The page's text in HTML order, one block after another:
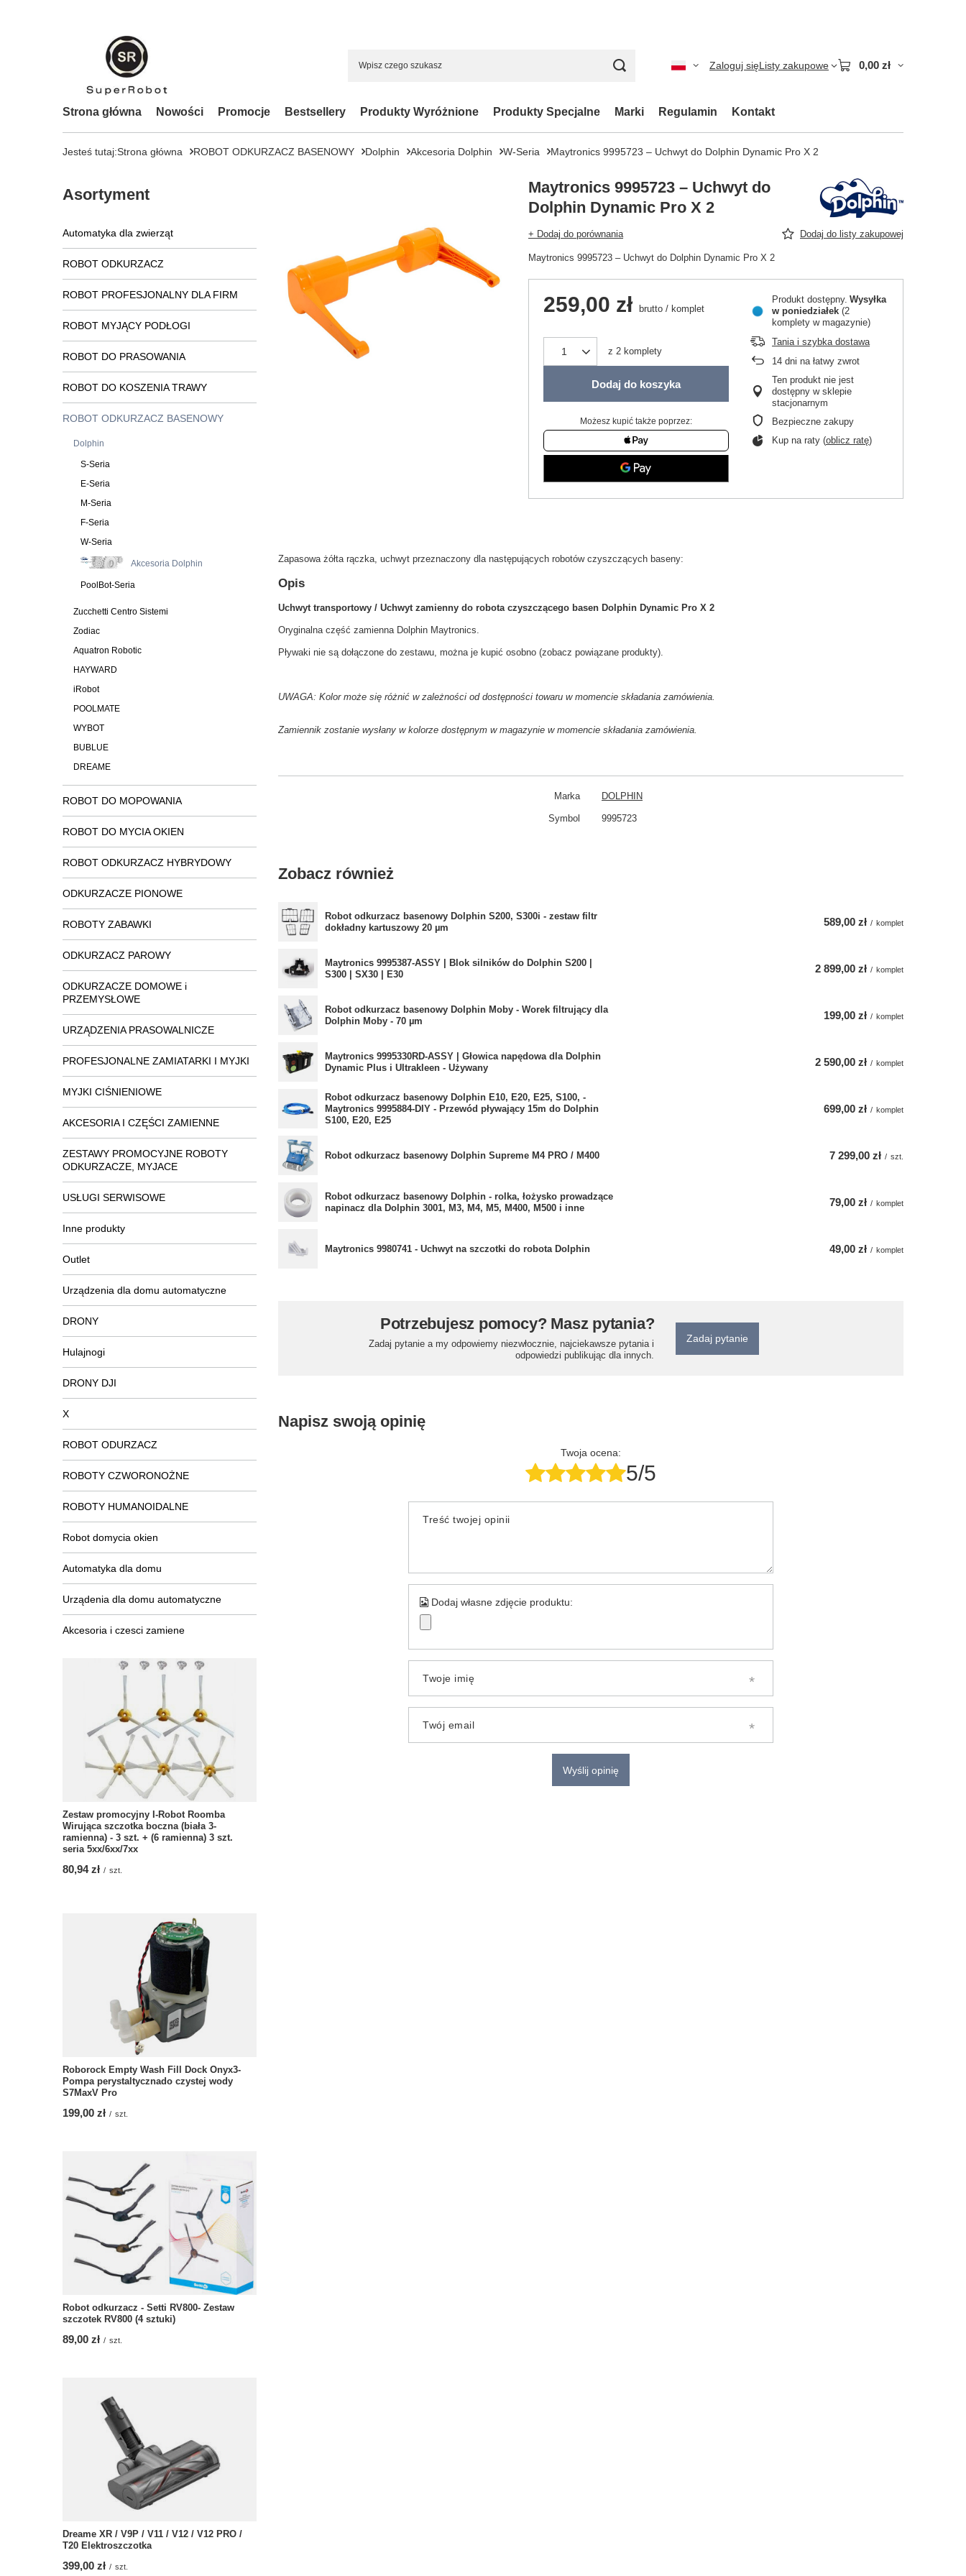
Zaloguj sięListy zakupowe 0,00 zł
Strona główna Nowości Promocje Bestsellery Produkty Wyróżnione Produkty Specjalne Marki Regulamin Kontakt
Jesteś tutaj:Strona główna ROBOT ODKURZACZ BASENOWY Dolphin Akcesoria Dolphin W-Seria Maytronics 9995723 – Uchwyt do Dolphin Dynamic Pro X 2
Asortyment
Automatyka dla zwierząt
ROBOT ODKURZACZ
ROBOT PROFESJONALNY DLA FIRM
ROBOT MYJĄCY PODŁOGI
ROBOT DO PRASOWANIA
ROBOT DO KOSZENIA TRAWY
ROBOT ODKURZACZ BASENOWY
Dolphin
S-Seria
E-Seria
M-Seria
F-Seria
W-Seria
Akcesoria Dolphin
PoolBot-Seria
Zucchetti Centro Sistemi
Zodiac
Aquatron Robotic
HAYWARD
iRobot
POOLMATE
WYBOT
BUBLUE
DREAME
ROBOT DO MOPOWANIA
ROBOT DO MYCIA OKIEN
ROBOT ODKURZACZ HYBRYDOWY
ODKURZACZE PIONOWE
ROBOTY ZABAWKI
ODKURZACZ PAROWY
ODKURZACZE DOMOWE i
PRZEMYSŁOWE
URZĄDZENIA PRASOWALNICZE
PROFESJONALNE ZAMIATARKI I MYJKI
MYJKI CIŚNIENIOWE
AKCESORIA I CZĘŚCI ZAMIENNE
ZESTAWY PROMOCYJNE ROBOTY
ODKURZACZE, MYJACE
USŁUGI SERWISOWE
Inne produkty
Outlet
Urządzenia dla domu automatyczne
DRONY
Hulajnogi
DRONY DJI
X
ROBOT ODURZACZ
ROBOTY CZWORONOŻNE
ROBOTY HUMANOIDALNE
Robot domycia okien
Automatyka dla domu
Urządenia dla domu automatyczne
Akcesoria i czesci zamiene
Zestaw promocyjny I-Robot Roomba
Wirująca szczotka boczna (biała 3-
ramienna) - 3 szt. + (6 ramienna) 3 szt.
seria 5xx/6xx/7xx
80,94 zł / szt.
Roborock Empty Wash Fill Dock Onyx3-
Pompa perystaltycznado czystej wody
S7MaxV Pro
199,00 zł / szt.
Robot odkurzacz - Setti RV800- Zestaw
szczotek RV800 (4 sztuki)
89,00 zł / szt.
Dreame XR / V9P / V11 / V12 / V12 PRO /
T20 Elektroszczotka
399,00 zł / szt.
Maytronics 9995723 – Uchwyt do
Dolphin Dynamic Pro X 2
+ Dodaj do porównania Dodaj do listy zakupowej
Maytronics 9995723 – Uchwyt do Dolphin Dynamic Pro X 2
259,00 zł brutto / komplet
z 2 komplety
Dodaj do koszyka
Możesz kupić także poprzez:
Produkt dostępny Wysyłka
w poniedziałek (2
komplety w magazynie)
Tania i szybka dostawa
14 dni na łatwy zwrot
Ten produkt nie jest
dostępny w sklepie
stacjonarnym
Bezpieczne zakupy
Kup na raty (oblicz ratę)
Zapasowa żółta rączka, uchwyt przeznaczony dla następujących robotów czyszczących baseny:
Opis
Uchwyt transportowy / Uchwyt zamienny do robota czyszczącego basen Dolphin Dynamic Pro X 2
Oryginalna część zamienna Dolphin Maytronics.
Pływaki nie są dołączone do zestawu, można je kupić osobno (zobacz powiązane produkty).
UWAGA: Kolor może się różnić w zależności od dostępności towaru w momencie składania zamówienia.
Zamiennik zostanie wysłany w kolorze dostępnym w magazynie w momencie składania zamówienia.
Marka DOLPHIN
Symbol 9995723
Zobacz również
Robot odkurzacz basenowy Dolphin S200, S300i - zestaw filtr
dokładny kartuszowy 20 µm
589,00 zł / komplet
Maytronics 9995387-ASSY | Blok silników do Dolphin S200 |
S300 | SX30 | E30
2 899,00 zł / komplet
Robot odkurzacz basenowy Dolphin Moby - Worek filtrujący dla
Dolphin Moby - 70 µm
199,00 zł / komplet
Maytronics 9995330RD-ASSY | Głowica napędowa dla Dolphin
Dynamic Plus i Ultrakleen - Używany
2 590,00 zł / komplet
Robot odkurzacz basenowy Dolphin E10, E20, E25, S100, -
Maytronics 9995884-DIY - Przewód pływający 15m do Dolphin
S100, E20, E25
699,00 zł / komplet
Robot odkurzacz basenowy Dolphin Supreme M4 PRO / M400 7 299,00 zł / szt.
Robot odkurzacz basenowy Dolphin - rolka, łożysko prowadzące
napinacz dla Dolphin 3001, M3, M4, M5, M400, M500 i inne
79,00 zł / komplet
Maytronics 9980741 - Uchwyt na szczotki do robota Dolphin 49,00 zł / komplet
Potrzebujesz pomocy? Masz pytania?
Zadaj pytanie a my odpowiemy niezwłocznie, najciekawsze pytania i
odpowiedzi publikując dla innych.
Zadaj pytanie
Napisz swoją opinię
Twoja ocena:
5/5
Treść twojej opinii
Dodaj własne zdjęcie produktu:
Twoje imię
Twój email
Wyślij opinię